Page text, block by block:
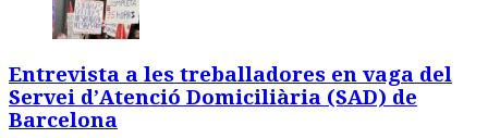
Entrevista a les treballadores en vaga del
Servei d’Atenció Domiciliària (SAD) de
Barcelona